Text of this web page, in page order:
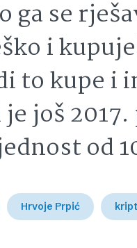
ga se
i
to kupe i
još
od
Hrvoje Prpić